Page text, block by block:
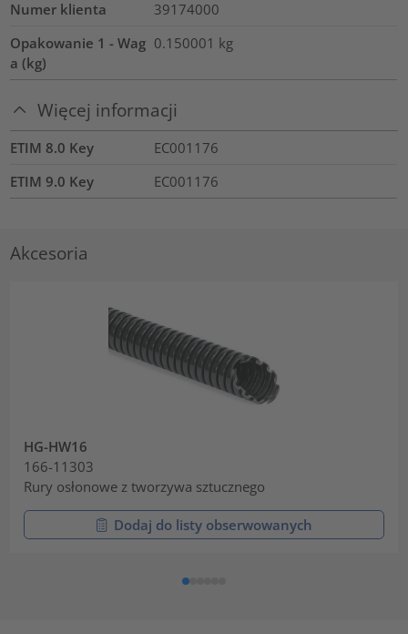
Numer klienta
39174000
Opakowanie 1 - Wag
a (kg)
0.150001 kg
Więcej informacji
ETIM 8.0 Key
EC001176
ETIM 9.0 Key
EC001176
Akcesoria
HG-HW16
166-11303
Rury osłonowe z tworzywa sztucznego
Dodaj do listy obserwowanych